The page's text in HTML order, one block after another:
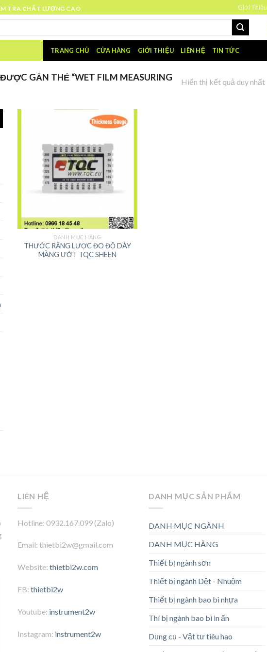
TRA CHẤT LƯỢNG CAO Giới Thiệu
TRANG CHỦ CỬA HÀNG GIỚI THIỆU LIÊN HỆ TIN TỨC
GẮN THẺ “WET FILM MEASURING
Hiển thị kết quả duy nhất
DANH MỤC HÃNG
THƯỚC RĂNG LƯỢC ĐO ĐỘ DÀY
MÀNG ƯỚT TQC SHEEN
LIÊN HỆ
Hotline: 0932.167.099 (Zalo)
Email: thietbi2w@gmail.com
Website: thietbi2w.com
FB: thietbi2w
Youtube: instrument2w
Instagram: instrument2w
DANH MỤC SẢN PHẨM
DANH MỤC NGÀNH
DANH MỤC HÃNG
Thiết bị ngành sơn
Thiết bị ngành Dệt - Nhuộm
Thiết bị ngành bao bì nhựa
Thí bị ngành bao bì in ấn
Dụng cụ - Vật tư tiêu hao